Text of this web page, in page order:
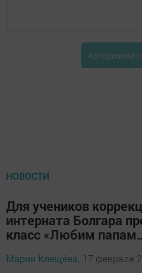
НОВОСТИ
Для учеников
интерната Болгара
класс «Любим
Мария Клещёва, 17 февраля